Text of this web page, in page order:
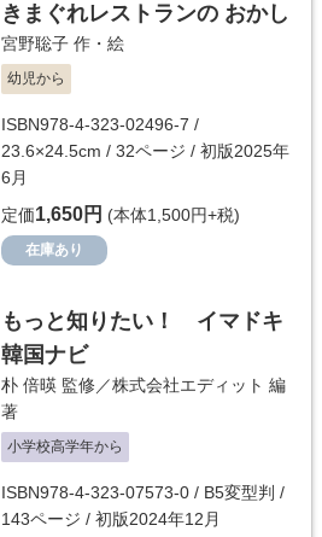
きまぐれレストランの おかし
宮野聡子 作・絵
幼児から
ISBN978-4-323-02496-7 /
23.6×24.5cm / 32ページ / 初版2025年
6月
定価1,650円 (本体1,500円+税)
在庫あり
もっと知りたい！ イマドキ
韓国ナビ
朴 倍暎 監修／株式会社エディット 編
著
小学校高学年から
ISBN978-4-323-07573-0 / B5変型判 /
143ページ / 初版2024年12月